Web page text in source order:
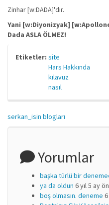
Zinhar [w:DADA]'dır.
Yani [w:Diyonizyak]
Dada ASLA ÖLMEZ!
Etiketler: site
Hars Hakkında
kılavuz
nasıl
serkan_isin blogları
Yorumlar
başka türlü bir
ya da oldun 6 yıl 5 ay
boş olmasın. deneme